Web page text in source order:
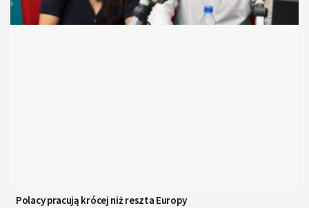
Polacy pracują krócej niż reszta Europy